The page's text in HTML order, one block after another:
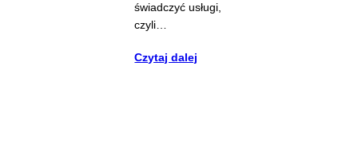
świadczyć usługi,
czyli…
Czytaj dalej